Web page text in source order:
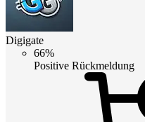
Digigate
66%
Positive Rückmeldung